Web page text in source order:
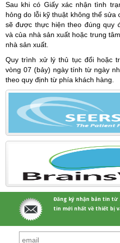
Sau khi có Giấy xác nhận tình
hỏng do lỗi kỹ thuật không thể sửa
sẽ được thực hiện theo đúng quy
và của nhà sản xuất hoặc trung
nhà sản xuất.
Quy trình xử lý thủ tục đổi hoặc
vòng 07 (bảy) ngày tính từ ngày
theo quy định từ phía khách hàng.
Đăng ký nhận bản tin từ
tin mới nhất về thiết bị